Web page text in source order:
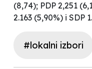
(8,74); PDP 2,251
2.163 (5,90%) i SDP
#lokalni izbori